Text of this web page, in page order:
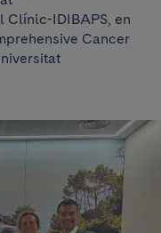
Clínic-IDIBAPS, en
Cancer